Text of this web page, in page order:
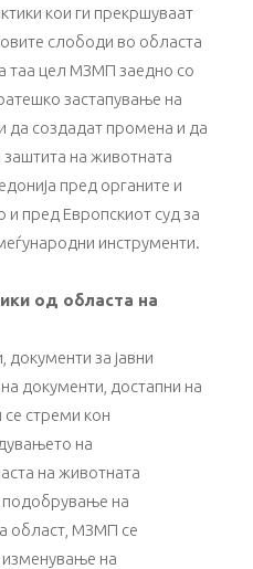
кои ги прекршуваат
слободи во областа
таа цел МЗМП заедно со
застапување на
да создадат промена и да
на животната
пред органите и
и пред Европскиот суд за
инструменти.
од областа на
за јавни
документи, достапни на
се стреми кон
на
на животната
подобрување на
област, МЗМП се
изменување на